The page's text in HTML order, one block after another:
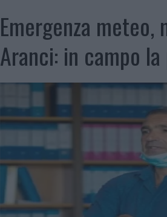
PER I TRATTAMENTI LASER NON INVASIVI
Emergenza meteo,
Aranci: in campo